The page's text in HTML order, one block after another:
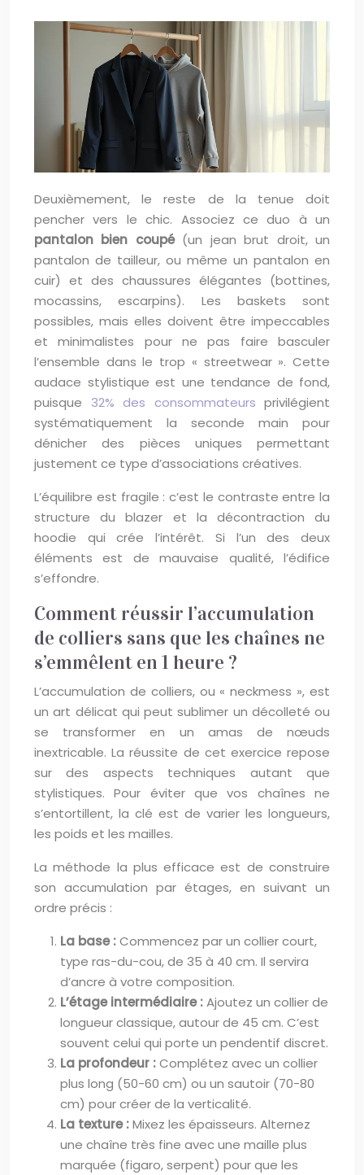
Deuxièmement, le reste de la tenue doit
pencher vers le chic. Associez ce duo à un
pantalon bien coupé(un jean brut droit, un
pantalon de tailleur, ou même un pantalon en
cuir) et des chaussures élégantes (bottines,
mocassins, escarpins). Les baskets sont
possibles, mais elles doivent être impeccables
et minimalistes pour ne pas faire basculer
l’ensemble dans le trop « streetwear ». Cette
audace stylistique est une tendance de fond,
puisque 32% des consommateurs privilégient
systématiquement la seconde main pour
dénicher des pièces uniques permettant
justement ce type d’associations créatives.
L’équilibre est fragile : c’est le contraste entre la
structure du blazer et la décontraction du
hoodie qui crée l’intérêt. Si l’un des deux
éléments est de mauvaise qualité, l’édifice
s’effondre.
Comment réussir l’accumulation
de colliers sans que les chaînes ne
s’emmêlent en 1 heure ?
L’accumulation de colliers, ou « neckmess », est
un art délicat qui peut sublimer un décolleté ou
se transformer en un amas de nœuds
inextricable. La réussite de cet exercice repose
sur des aspects techniques autant que
stylistiques. Pour éviter que vos chaînes ne
s’entortillent, la clé est de varier les longueurs,
les poids et les mailles.
La méthode la plus efficace est de construire
son accumulation par étages, en suivant un
ordre précis :
La base :Commencez par un collier court,
type ras-du-cou, de 35 à 40 cm. Il servira
d’ancre à votre composition.
L’étage intermédiaire :Ajoutez un collier de
longueur classique, autour de 45 cm. C’est
souvent celui qui porte un pendentif discret.
La profondeur :Complétez avec un collier
plus long (50-60 cm) ou un sautoir (70-80
cm) pour créer de la verticalité.
La texture :Mixez les épaisseurs. Alternez
une chaîne très fine avec une maille plus
marquée (figaro, serpent) pour que les